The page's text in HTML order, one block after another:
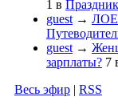
1 в
guest →
guest →
зарплаты? 7
Весь эфир | RSS